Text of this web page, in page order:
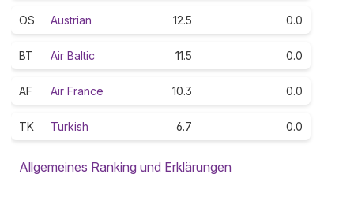
OS Austrian 12.5 0.0
BT Air Baltic 11.5 0.0
AF Air France 10.3 0.0
TK Turkish 6.7 0.0
Allgemeines Ranking und Erklärungen